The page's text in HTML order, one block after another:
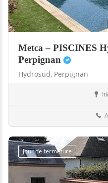
Metca – PISCINES
Perpignan
Hydrosud, Perpignan
Jour de fermeture